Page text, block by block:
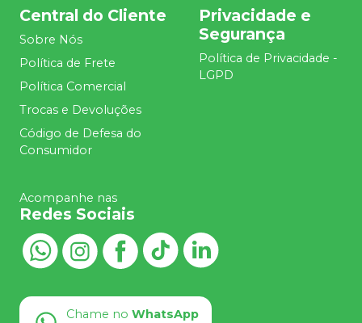
Central do Cliente
Sobre Nós
Política de Frete
Política Comercial
Trocas e Devoluções
Código de Defesa do
Consumidor
Privacidade e
Segurança
Política de Privacidade -
LGPD
Acompanhe nas
Redes Sociais
Chame no WhatsApp